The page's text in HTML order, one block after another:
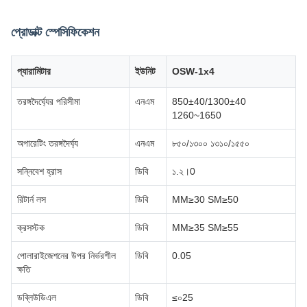
প্রোডাক্ট স্পেসিফিকেশন
প্যারামিটার ইউনিট OSW-1x4
তরঙ্গদৈর্ঘ্যের পরিসীমা এনএম
850±40/1300±40
1260~1650
অপারেটিং তরঙ্গদৈর্ঘ্য এনএম ৮৫০/১৩০০ ১৩১০/১৫৫০
সন্নিবেশ হ্রাস ডিবি ১.২।0
রিটার্ন লস ডিবি MM≥30 SM≥50
ক্রসস্টক ডিবি MM≥35 SM≥55
পোলারাইজেশনের উপর নির্ভরশীল
ক্ষতি
ডিবি 0.05
ডব্লিউডিএল ডিবি ≤০25